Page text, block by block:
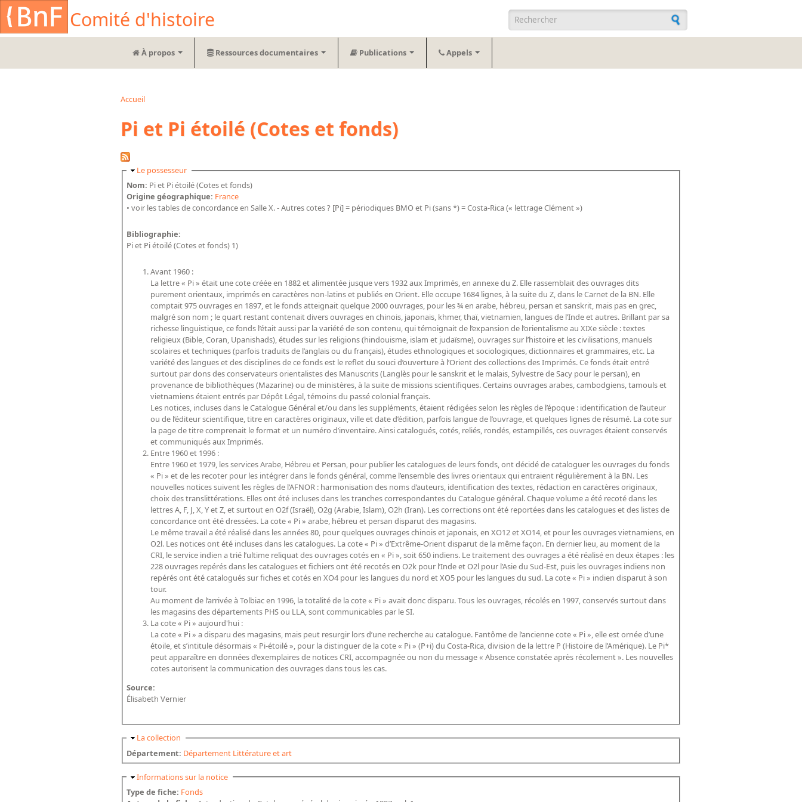
Aller au contenu principal
Comité d'histoire Formulaire de recherche
À propos Ressources documentaires Publications Appels
Accueil
Pi et Pi étoilé (Cotes et fonds)
Masquer
Le possesseur
Nom: Pi et Pi étoilé (Cotes et fonds)
Origine géographique: France
• voir les tables de concordance en Salle X. - Autres cotes ? [Pi] = périodiques BMO et Pi (sans *) = Costa-Rica (« lettrage Clément »)
Bibliographie:
Pi et Pi étoilé (Cotes et fonds) 1)
Avant 1960 :
La lettre « Pi » était une cote créée en 1882 et alimentée jusque vers 1932 aux Imprimés, en annexe du Z. Elle rassemblait des ouvrages dits
purement orientaux, imprimés en caractères non-latins et publiés en Orient. Elle occupe 1684 lignes, à la suite du Z, dans le Carnet de la BN. Elle
comptait 975 ouvrages en 1897, et le fonds atteignait quelque 2000 ouvrages, pour les ¾ en arabe, hébreu, persan et sanskrit, mais pas en grec,
malgré son nom ; le quart restant contenait divers ouvrages en chinois, japonais, khmer, thaï, vietnamien, langues de l’Inde et autres. Brillant par sa
richesse linguistique, ce fonds l’était aussi par la variété de son contenu, qui témoignait de l’expansion de l’orientalisme au XIXe siècle : textes
religieux (Bible, Coran, Upanishads), études sur les religions (hindouisme, islam et judaïsme), ouvrages sur l’histoire et les civilisations, manuels
scolaires et techniques (parfois traduits de l’anglais ou du français), études ethnologiques et sociologiques, dictionnaires et grammaires, etc. La
variété des langues et des disciplines de ce fonds est le reflet du souci d’ouverture à l’Orient des collections des Imprimés. Ce fonds était entré
surtout par dons des conservateurs orientalistes des Manuscrits (Langlès pour le sanskrit et le malais, Sylvestre de Sacy pour le persan), en
provenance de bibliothèques (Mazarine) ou de ministères, à la suite de missions scientifiques. Certains ouvrages arabes, cambodgiens, tamouls et
vietnamiens étaient entrés par Dépôt Légal, témoins du passé colonial français.
Les notices, incluses dans le Catalogue Général et/ou dans les suppléments, étaient rédigées selon les règles de l’époque : identification de l’auteur
ou de l’éditeur scientifique, titre en caractères originaux, ville et date d’édition, parfois langue de l’ouvrage, et quelques lignes de résumé. La cote sur
la page de titre comprenait le format et un numéro d’inventaire. Ainsi catalogués, cotés, reliés, rondés, estampillés, ces ouvrages étaient conservés
et communiqués aux Imprimés.
Entre 1960 et 1996 :
Entre 1960 et 1979, les services Arabe, Hébreu et Persan, pour publier les catalogues de leurs fonds, ont décidé de cataloguer les ouvrages du fonds
« Pi » et de les recoter pour les intégrer dans le fonds général, comme l’ensemble des livres orientaux qui entraient régulièrement à la BN. Les
nouvelles notices suivent les règles de l’AFNOR : harmonisation des noms d’auteurs, identification des textes, rédaction en caractères originaux,
choix des translittérations. Elles ont été incluses dans les tranches correspondantes du Catalogue général. Chaque volume a été recoté dans les
lettres A, F, J, X, Y et Z, et surtout en O2f (Israël), O2g (Arabie, Islam), O2h (Iran). Les corrections ont été reportées dans les catalogues et des listes de
concordance ont été dressées. La cote « Pi » arabe, hébreu et persan disparut des magasins.
Le même travail a été réalisé dans les années 80, pour quelques ouvrages chinois et japonais, en XO12 et XO14, et pour les ouvrages vietnamiens, en
O2l. Les notices ont été incluses dans les catalogues. La cote « Pi » d’Extrême-Orient disparut de la même façon. En dernier lieu, au moment de la
CRI, le service indien a trié l’ultime reliquat des ouvrages cotés en « Pi », soit 650 indiens. Le traitement des ouvrages a été réalisé en deux étapes : les
228 ouvrages repérés dans les catalogues et fichiers ont été recotés en O2k pour l’Inde et O2l pour l’Asie du Sud-Est, puis les ouvrages indiens non
repérés ont été catalogués sur fiches et cotés en XO4 pour les langues du nord et XO5 pour les langues du sud. La cote « Pi » indien disparut à son
tour.​
Au moment de l’arrivée à Tolbiac en 1996, la totalité de la cote « Pi » avait donc disparu. Tous les ouvrages, récolés en 1997, conservés surtout dans
les magasins des départements PHS ou LLA, sont communicables par le SI.
La cote « Pi » aujourd'hui :
La cote « Pi » a disparu des magasins, mais peut resurgir lors d’une recherche au catalogue. Fantôme de l’ancienne cote « Pi », elle est ornée d’une
étoile, et s’intitule désormais « Pi-étoilé », pour la distinguer de la cote « Pi » (P+i) du Costa-Rica, division de la lettre P (Histoire de l’Amérique). Le Pi*
peut apparaître en données d’exemplaires de notices CRI, accompagnée ou non du message « Absence constatée après récolement ». Les nouvelles
cotes autorisent la communication des ouvrages dans tous les cas.
Source:
Élisabeth Vernier
Masquer
La collection
Département: Département Littérature et art
Masquer
Informations sur la notice
Type de fiche: Fonds
Cookies management panel